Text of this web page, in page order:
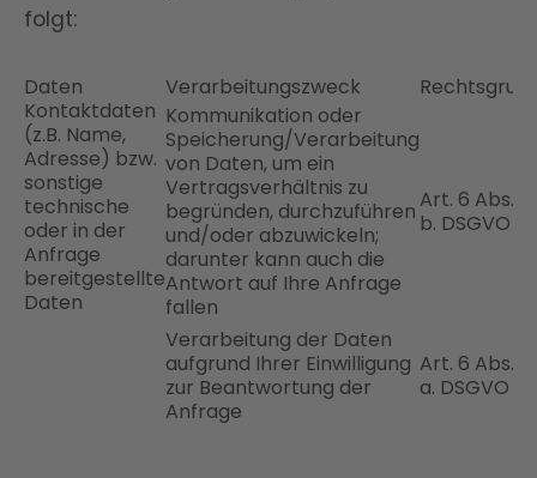
folgt:
Daten Verarbeitungszweck
Kontaktdaten
(z.B. Name,
Adresse) bzw.
sonstige
technische
oder in der
Anfrage
bereitgestellte
Daten
Kommunikation oder
Speicherung/Verarbeitung
von Daten, um ein
Vertragsverhältnis zu
begründen, durchzuführen
und/oder abzuwickeln;
darunter kann auch die
Antwort auf Ihre Anfrage
fallen
Art. 6 Abs. 1
b. DSGVO
Verarbeitung der Daten
aufgrund Ihrer Einwilligung
zur Beantwortung der
Anfrage
Art. 6 Abs. 1
a. DSGVO